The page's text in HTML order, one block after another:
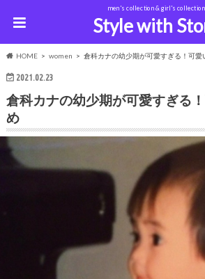
men's collection & girl's collection
Style with
HOME women 倉科カナの幼少期が可愛すぎる！可愛
2021.02.23
倉科カナの幼少期が可愛すぎる
め